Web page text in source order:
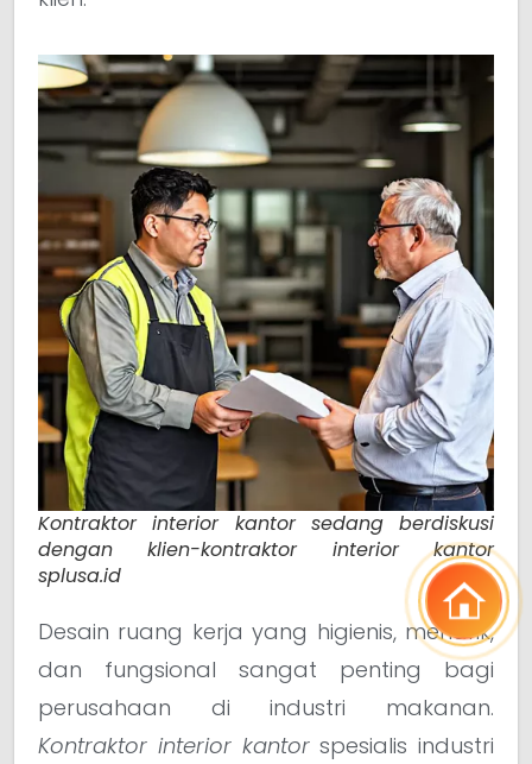
Kontraktor interior kantor sedang berdiskusi
dengan klien-kontraktor interior kantor
splusa.id
Desain ruang kerja yang higienis, menarik,
dan fungsional sangat penting bagi
perusahaan di industri makanan.
Kontraktor interior kantorspesialis industri